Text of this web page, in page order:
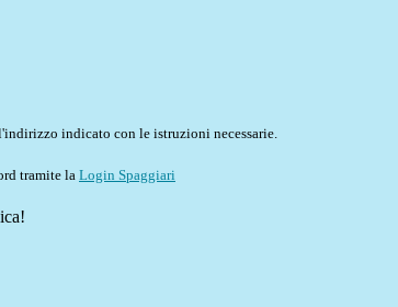
indicato con le istruzioni necessarie.
tramite la Login Spaggiari